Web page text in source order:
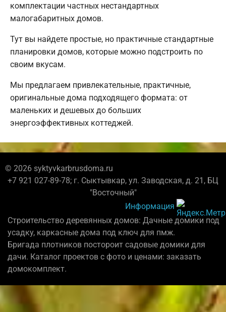
комплектации частных нестандартных
малогабаритных домов.
Тут вы найдете простые, но практичные стандартные
планировки домов, которые можно подстроить по
своим вкусам.
Мы предлагаем привлекательные, практичные,
оригинальные дома подходящего формата: от
маленьких и дешевых до больших
энергоэффективных коттеджей.
© 2026 syktyvkarbrusdoma.ru
+7 921 027-89-78; г. Сыктывкар, ул. Заводская, д. 21, БЦ
"Восточный"
Информация
Строительство деревянных домов: Дачные домики под
усадку, каркасные дома под ключ для пмж.
Бригада плотников постороит садовые домики для
дачи. Каталог проектов с фото и ценами: заказать
домокомплект.